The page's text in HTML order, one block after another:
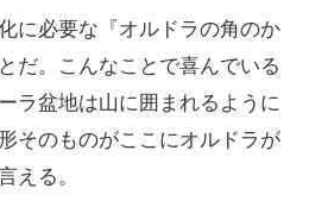
に必要な『オルドラの角のか
だ。こんなことで喜んでいる
ラ盆地は山に囲まれるように
そのものがここにオルドラが
える。